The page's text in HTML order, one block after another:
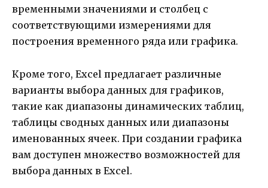
временными значениями и столбец с
соответствующими измерениями для
построения временного ряда или графика.
Кроме того, Excel предлагает различные
варианты выбора данных для графиков,
такие как диапазоны динамических таблиц,
таблицы сводных данных или диапазоны
именованных ячеек. При создании графика
вам доступен множество возможностей для
выбора данных в Excel.